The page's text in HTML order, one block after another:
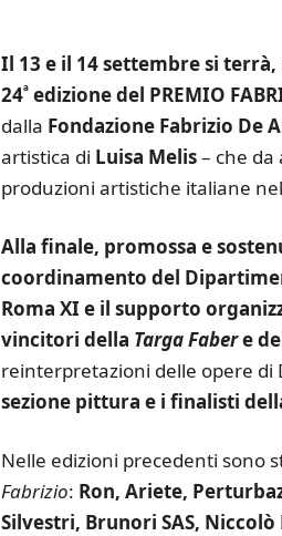
Il 13 e il 14 settembre si
24ªedizione del PREMIO
dalla Fondazione Fabrizio De
artistica di Luisa Melis– che da
produzioni artistiche italiane
Alla finale, promossa e
coordinamento del
Roma XI e il supporto
vincitori della Targa Fabere
reinterpretazioni delle opere di
sezione pittura e i finalisti
Nelle edizioni precedenti sono
Fabrizio: Ron, Ariete,
Silvestri, Brunori SAS,